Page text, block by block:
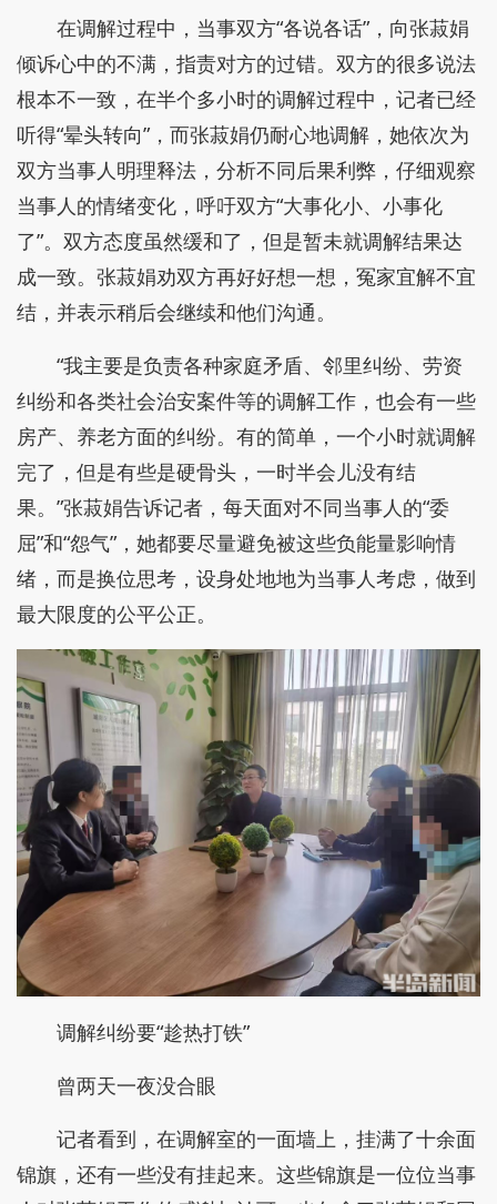
在调解过程中，当事双方“各说各话”，向张菽娟
倾诉心中的不满，指责对方的过错。双方的很多说法
根本不一致，在半个多小时的调解过程中，记者已经
听得“晕头转向”，而张菽娟仍耐心地调解，她依次为
双方当事人明理释法，分析不同后果利弊，仔细观察
当事人的情绪变化，呼吁双方“大事化小、小事化
了”。双方态度虽然缓和了，但是暂未就调解结果达
成一致。张菽娟劝双方再好好想一想，冤家宜解不宜
结，并表示稍后会继续和他们沟通。
“我主要是负责各种家庭矛盾、邻里纠纷、劳资
纠纷和各类社会治安案件等的调解工作，也会有一些
房产、养老方面的纠纷。有的简单，一个小时就调解
完了，但是有些是硬骨头，一时半会儿没有结
果。”张菽娟告诉记者，每天面对不同当事人的“委
屈”和“怨气”，她都要尽量避免被这些负能量影响情
绪，而是换位思考，设身处地地为当事人考虑，做到
最大限度的公平公正。
调解纠纷要“趁热打铁”
曾两天一夜没合眼
记者看到，在调解室的一面墙上，挂满了十余面
锦旗，还有一些没有挂起来。这些锦旗是一位位当事